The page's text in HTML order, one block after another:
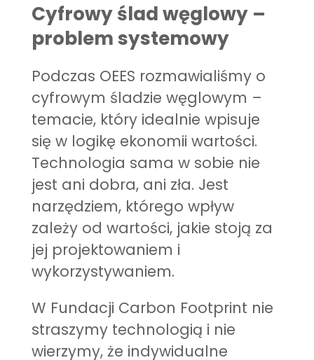
Cyfrowy ślad węglowy –
problem systemowy
Podczas OEES rozmawialiśmy o
cyfrowym śladzie węglowym –
temacie, który idealnie wpisuje
się w logikę ekonomii wartości.
Technologia sama w sobie nie
jest ani dobra, ani zła. Jest
narzędziem, którego wpływ
zależy od wartości, jakie stoją za
jej projektowaniem i
wykorzystywaniem.
W Fundacji Carbon Footprint nie
straszymy technologią i nie
wierzymy, że indywidualne